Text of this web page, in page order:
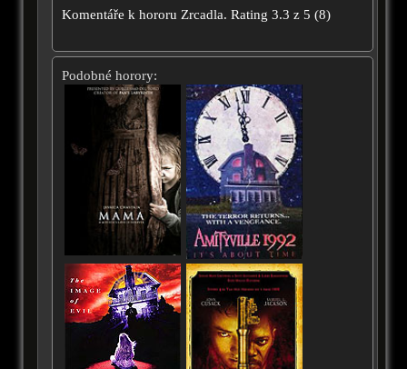
Komentáře k hororu Zrcadla. Rating 3.3 z 5 (8)
Podobné horory: